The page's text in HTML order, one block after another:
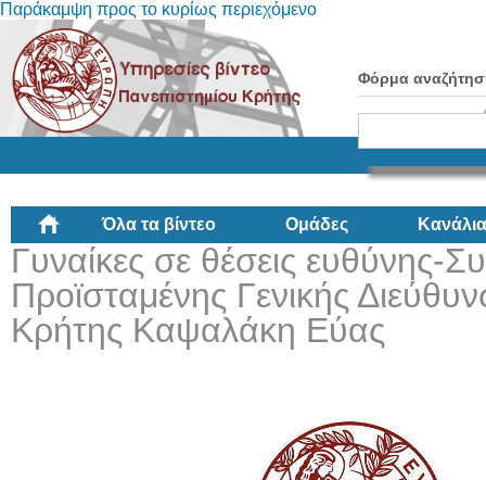
Παράκαμψη προς το κυρίως περιεχόμενο
Φόρμα
Όλα τα βίντεο Ομάδες Κανάλια
Γυναίκες σε θέσεις ευθύνης-
Προϊσταμένης Γενικής
Κρήτης Καψαλάκη Εύας